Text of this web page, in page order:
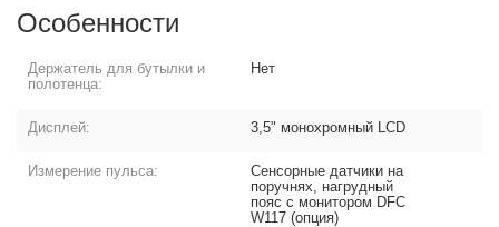
Особенности
Держатель для бутылки и
полотенца:
Нет
Дисплей: 3,5" монохромный LCD
Измерение пульса:
Сенсорные датчики на
поручнях, нагрудный
пояс с монитором DFC
W117 (опция)